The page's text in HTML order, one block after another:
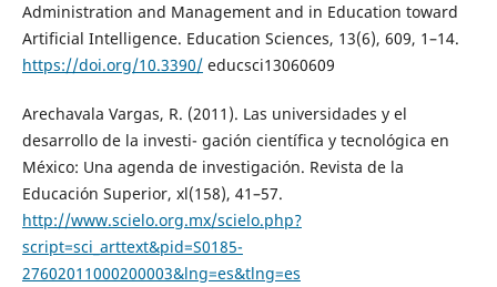
Administration and Management and in Education toward
Artificial Intelligence. Education Sciences, 13(6), 609, 1–14.
https://doi.org/10.3390/educsci13060609
Arechavala Vargas, R. (2011). Las universidades y el
desarrollo de la investi- gación científica y tecnológica en
México: Una agenda de investigación. Revista de la
Educación Superior, xl(158), 41–57.
http://www.scielo.org.mx/scielo.php?
script=sci_arttext&pid=S0185-
27602011000200003&lng=es&tlng=es